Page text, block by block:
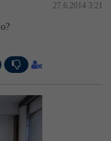
27.6.2014 3:21